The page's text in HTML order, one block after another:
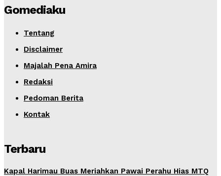
Gomediaku
Tentang
Disclaimer
Majalah Pena Amira
Redaksi
Pedoman Berita
Kontak
Terbaru
Kapal Harimau Buas Meriahkan Pawai Perahu Hias MTQ